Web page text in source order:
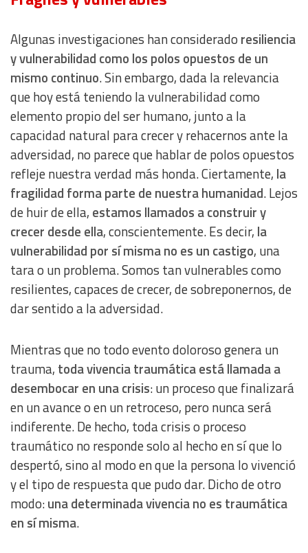
Algunas investigaciones han considerado resiliencia
y vulnerabilidad como los polos opuestos de un
mismo continuo. Sin embargo, dada la relevancia
que hoy está teniendo la vulnerabilidad como
elemento propio del ser humano, junto a la
capacidad natural para crecer y rehacernos ante la
adversidad, no parece que hablar de polos opuestos
refleje nuestra verdad más honda. Ciertamente, la
fragilidad forma parte de nuestra humanidad. Lejos
de huir de ella, estamos llamados a construir y
crecer desde ella, conscientemente. Es decir, la
vulnerabilidad por sí misma no es un castigo, una
tara o un problema. Somos tan vulnerables como
resilientes, capaces de crecer, de sobreponernos, de
dar sentido a la adversidad.
Mientras que no todo evento doloroso genera un
trauma, toda vivencia traumática está llamada a
desembocar en una crisis: un proceso que finalizará
en un avance o en un retroceso, pero nunca será
indiferente. De hecho, toda crisis o proceso
traumático no responde solo al hecho en sí que lo
despertó, sino al modo en que la persona lo vivenció
y el tipo de respuesta que pudo dar. Dicho de otro
modo:una determinada vivencia no es traumática
en sí misma.